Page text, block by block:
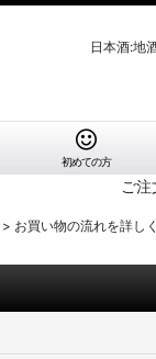
日本酒:地
初めての方
ご
> お買い物の流れを詳し